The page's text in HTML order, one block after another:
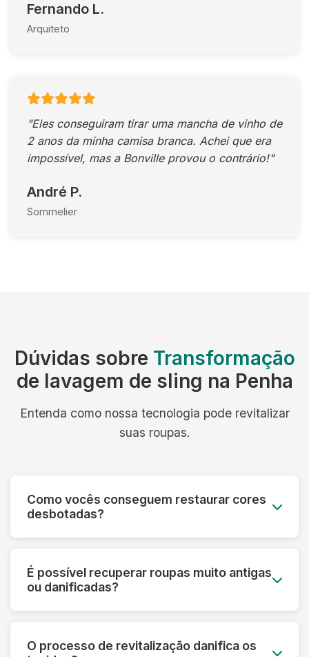
Fernando L.
Arquiteto
"Eles conseguiram tirar uma mancha de vinho de
2 anos da minha camisa branca. Achei que era
impossível, mas a Bonville provou o contrário!"
André P.
Sommelier
Dúvidas sobre Transformação
de lavagem de sling na Penha
Entenda como nossa tecnologia pode revitalizar
suas roupas.
Como vocês conseguem restaurar cores
desbotadas?
pigmentos das fibras e aplicamos tratamentos
que devolvem a vivacidade original das cores,
É possível recuperar roupas muito antigas
ou danificadas?
prévia e informamos o que é possível restaurar
O processo de revitalização danifica os